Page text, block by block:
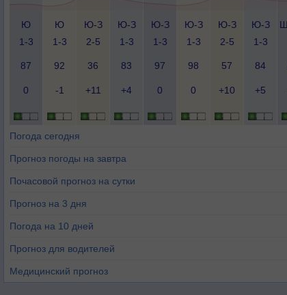
Ю
1-3
Ю
1-3
Ю-З
2-5
Ю-З
1-3
Ю-З
1-3
Ю-З
1-3
Ю-З
2-5
Ю-З
1-3
87 92 36 83 97 98 57 84
0 -1 +11 +4 0 0 +10 +5
Погода сегодня
Прогноз погоды на завтра
Почасовой прогноз на сутки
Прогноз на 3 дня
Погода на 10 дней
Прогноз для водителей
Медицинский прогноз